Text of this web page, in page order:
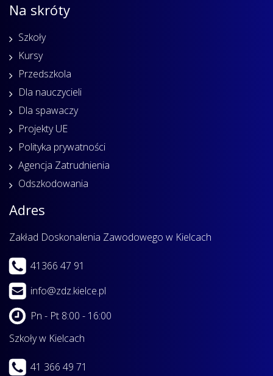
Na skróty
Szkoły
Kursy
Przedszkola
Dla nauczycieli
Dla spawaczy
Projekty UE
Polityka prywatności
Agencja Zatrudnienia
Odszkodowania
Adres
Zakład Doskonalenia Zawodowego w Kielcach
41366 47 91
info@zdz.kielce.pl
Pn - Pt 8:00 - 16:00
Szkoły w Kielcach
41 366 49 71